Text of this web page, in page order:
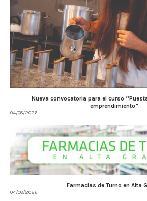
Nueva convocatoria para el curso
emprendimiento”
04/08/2026
Farmacias de Turno en Alta
04/08/2026